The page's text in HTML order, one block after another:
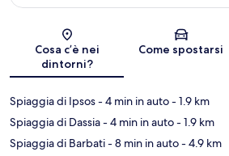
Mappa
Cosa c’è nei
dintorni?
Come spostarsi
Spiaggia di Ipsos- 4 min in auto- 1.9 km
Spiaggia di Dassia- 4 min in auto- 1.9 km
Spiaggia di Barbati- 8 min in auto- 4.9 km